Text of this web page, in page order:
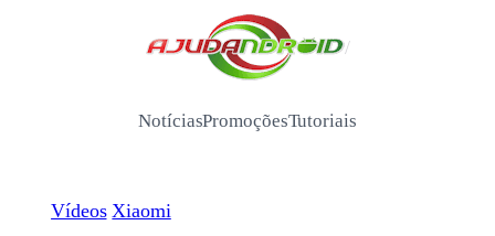
/
NotíciasPromoçõesTutoriais
Vídeos Xiaomi